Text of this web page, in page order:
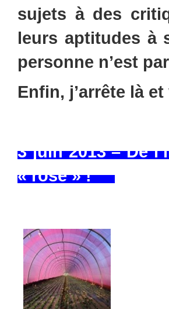
sujets à des
leurs aptitudes à
personne n’est
Enfin, j’arrête là
3 juin 2013 – De
« rose » !